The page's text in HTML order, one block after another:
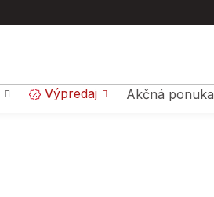
Výpredaj Akčná ponuka